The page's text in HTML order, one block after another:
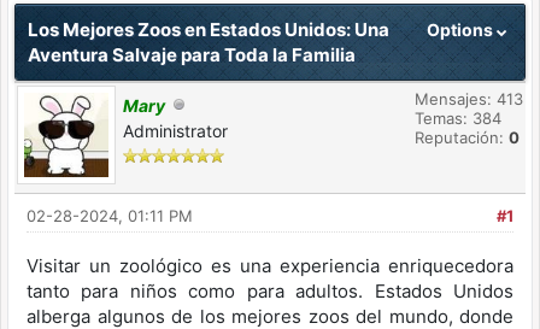
Options
Los Mejores Zoos en Estados Unidos: Una
Aventura Salvaje para Toda la Familia
Mary
Administrator
Mensajes: 413
Temas: 384
Reputación: 0
#1
02-28-2024, 01:11 PM
Visitar un zoológico es una experiencia enriquecedora
tanto para niños como para adultos. Estados Unidos
alberga algunos de los mejores zoos del mundo, donde